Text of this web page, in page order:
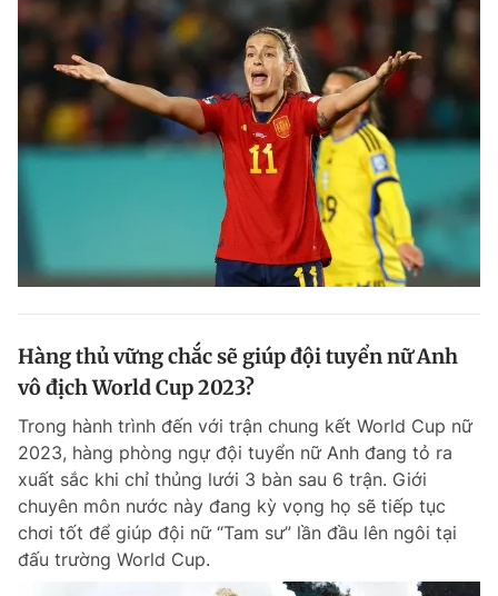
Hàng thủ vững chắc sẽ giúp đội tuyển nữ Anh
vô địch World Cup 2023?
Trong hành trình đến với trận chung kết World Cup nữ
2023, hàng phòng ngự đội tuyển nữ Anh đang tỏ ra
xuất sắc khi chỉ thủng lưới 3 bàn sau 6 trận. Giới
chuyên môn nước này đang kỳ vọng họ sẽ tiếp tục
chơi tốt để giúp đội nữ “Tam sư” lần đầu lên ngôi tại
đấu trường World Cup.